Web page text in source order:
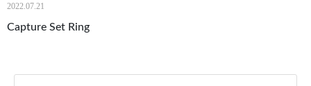
2022.07.21
Capture Set Ring